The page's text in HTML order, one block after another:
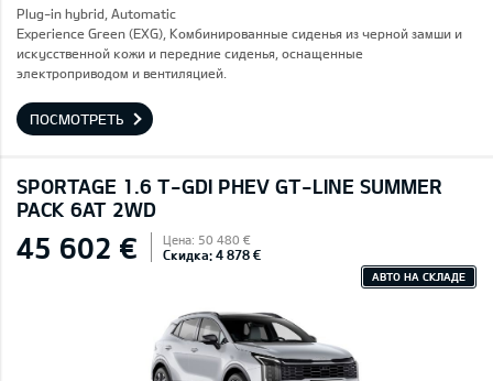
Plug-in hybrid, Automatic
Experience Green (EXG), Комбинированные сиденья из черной замши и
искусственной кожи и передние сиденья, оснащенные
электроприводом и вентиляцией.
ПОСМОТРЕТЬ
SPORTAGE 1.6 T-GDI PHEV GT-LINE SUMMER
PACK 6AT 2WD
45 602 € Цена: 50 480 €
Скидка: 4 878 €
АВТО НА СКЛАДЕ